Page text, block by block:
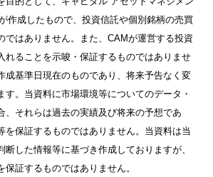
作成したもので、投資信託や個別銘柄の売買
ではありません。また、CAMが運営する投資
れることを示唆・保証するものではありませ
成基準日現在のものであり、将来予告なく変
す。当資料に市場環境等についてのデータ・
、それらは過去の実績及び将来の予想であ
を保証するものではありません。当資料は当
断した情報等に基づき作成しておりますが、
保証するものではありません。